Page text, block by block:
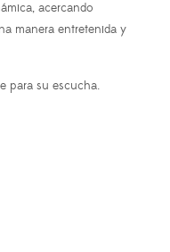
acercando
manera entretenida y
para su escucha.